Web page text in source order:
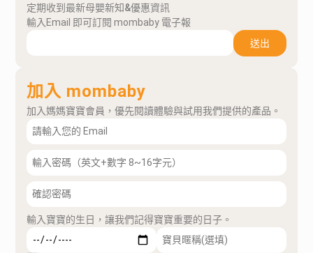
定期收到最新母嬰新知&優惠資訊
輸入Email 即可訂閱 mombaby 電子報
送出
加入 mombaby
加入媽媽寶寶會員，優先閱讀體驗與試用我們提供的產品。
輸入寶寶的生日，讓我們記得寶寶重要的日子。